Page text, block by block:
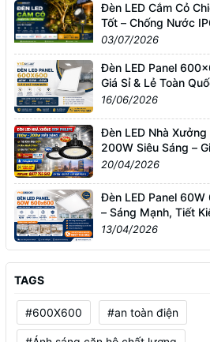
Đèn LED Cắm Cỏ
Tốt – Chống Nước
Hãng
03/07/2026
Đèn LED Panel
Giá Sỉ & Lẻ Toàn
16/06/2026
Đèn LED Nhà
200W Siêu Sáng –
3 Năm
20/04/2026
Đèn LED Panel
– Sáng Mạnh, Tiết
13/04/2026
TAGS
#600X600 #an toàn điện